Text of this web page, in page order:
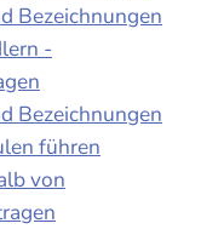
Bezeichnungen
-
Bezeichnungen
führen
von